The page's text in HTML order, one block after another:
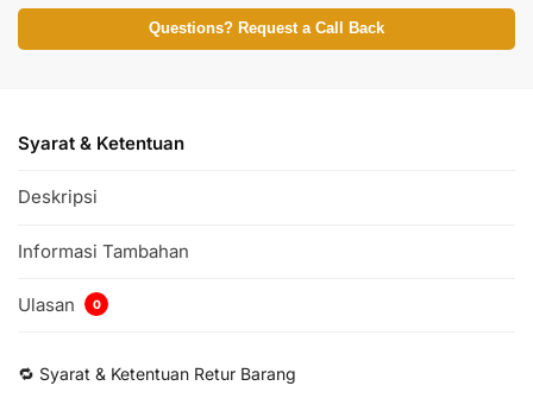
Questions? Request a Call Back
Syarat & Ketentuan
Deskripsi
Informasi Tambahan
Ulasan 0
🔁 Syarat & Ketentuan Retur Barang